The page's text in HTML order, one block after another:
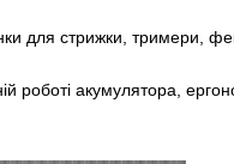
для стрижки, тримери,
роботі акумулятора,